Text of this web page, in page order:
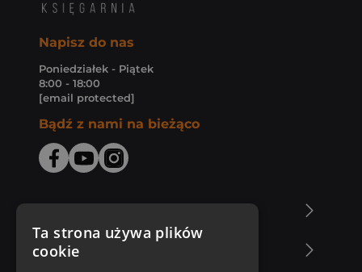
Napisz do nas
Poniedziałek - Piątek
8:00 - 18:00
[email protected]
Bądź z nami na bieżąco
Zakupy u nas
Ta strona używa plików
cookie